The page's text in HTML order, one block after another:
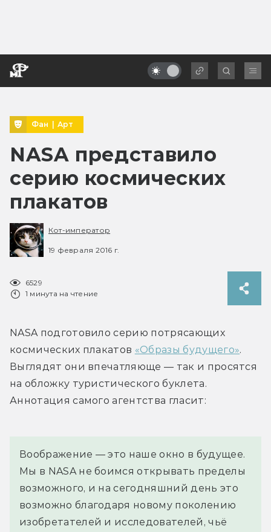
Фан | Арт
NASA представило
серию космических
плакатов
Кот-император
19 февраля 2016 г.
6529
1 минута на чтение
NASA подготовило серию потрясающих
космических плакатов «Образы будущего».
Выглядят они впечатляюще — так и просятся
на обложку туристического буклета.
Аннотация самого агентства гласит:
Воображение — это наше окно в будущее.
Мы в NASA не боимся открывать пределы
возможного, и на сегодняшний день это
возможно благодаря новому поколению
изобретателей и исследователей, чьё